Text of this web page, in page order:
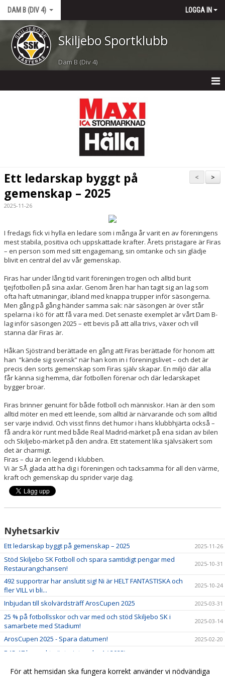
DAM B (DIV 4) LOGGA IN
Skiljebo Sportklubb
Dam B (Div 4)
BILDGALLERI
DOKUMENT
>
<
Ett ledarskap byggt på
gemenskap – 2025
2025-11-26
I fredags fick vi hylla en ledare som i många år varit en av föreningens
mest stabila, positiva och uppskattade krafter. Årets pristagare är Firas
– en person som med sitt engagemang, sin omtanke och sin glädje
blivit en central del av vår gemenskap.
Firas har under lång tid varit föreningen trogen och alltid burit
tjejfotbollen på sina axlar. Genom åren har han tagit sig an lag som
ofta haft utmaningar, ibland med knappa trupper inför säsongerna.
Men gång på gång händer samma sak: när säsongen är över står
spelarna i kö för att få vara med. Det senaste exemplet är vårt Dam B-
lag inför säsongen 2025 – ett bevis på att alla trivs, växer och vill
stanna där Firas är.
Håkan Sjöstrand berättade en gång att Firas berättade för honom att
han ”kände sig svensk” när han kom in i föreningslivet – och det är
precis den sorts gemenskap som Firas själv skapar. En miljö där alla
får känna sig hemma, där fotbollen förenar och där ledarskapet
bygger broar.
Firas brinner genuint för både fotboll och människor. Han är den som
alltid möter en med ett leende, som alltid är närvarande och som alltid
ser varje individ. Och visst finns det humor i hans klubbhjärta också –
få andra kör runt med både Real Madrid-märket på ena sidan av bilen
och Skiljebo-märket på den andra. Ett statement lika självsäkert som
det är charmigt.
Firas – du är en legend i klubben.
Vi är SÅ glada att ha dig i föreningen och tacksamma för all den värme,
kraft och gemenskap du sprider varje dag.
Nyhetsarkiv
Ett ledarskap byggt på gemenskap – 2025 2025-11-26
Stöd Skiljebo SK Fotboll och spara samtidigt pengar med
Restaurangchansen!
2025-10-31
492 supportrar har anslutit sig! Ni är HELT FANTASTISKA och
fler VILL vi bli...
2025-10-24
Inbjudan till skolvärdsträff ArosCupen 2025 2025-03-31
25 % på fotbollsskor och var med och stöd Skiljebo SK i
samarbete med Stadium!
2025-03-14
ArosCupen 2025 - Spara datumen! 2025-02-20
F 15-17 har vaktmästeriet vecka 1 ( 2025)
2024-03-22 11:41
För att hemsidan ska fungera korrekt använder vi nödvändiga